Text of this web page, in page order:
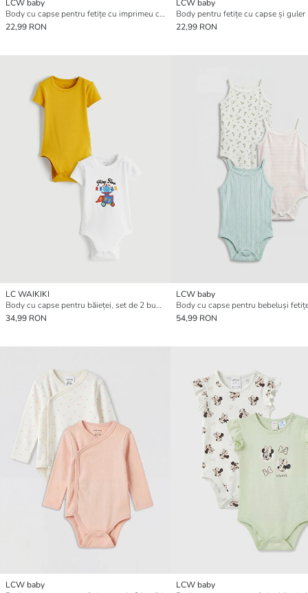
LCW baby
Body cu capse pentru fetițe cu imprimeu cu inimioare
22,99 RON
LCW baby
Body pentru fetițe cu capse și
22,99 RON
LC WAIKIKI
Body cu capse pentru băieței, set de 2 bucăți
34,99 RON
LCW baby
54,99 RON
LCW baby
LCW baby